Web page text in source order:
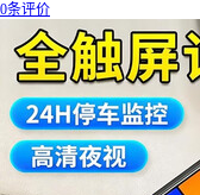
0条评价